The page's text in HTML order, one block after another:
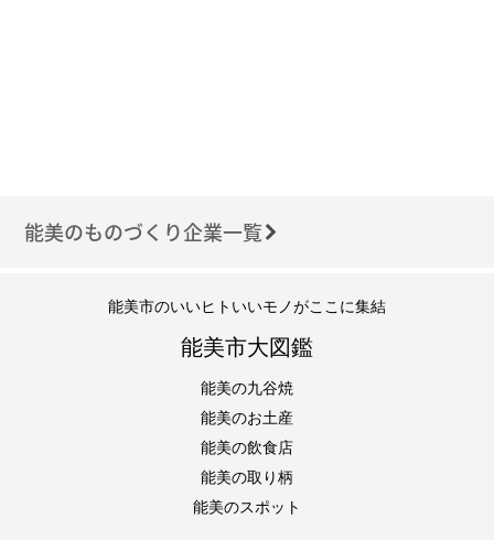
能美のものづくり企業一覧
能美市のいいヒトいいモノがここに集結
能美市大図鑑
能美の九谷焼
能美のお土産
能美の飲食店
能美の取り柄
能美のスポット